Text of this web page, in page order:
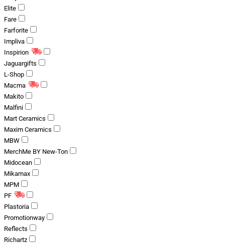
Elite
Fare
Farforite
Impliva
Inspirion
Jaguargifts
L-Shop
Macma
Makito
Malfini
Mart Ceramics
Maxim Ceramics
MBW
MerchMe BY New-Ton
Midocean
Mikamax
MPM
PF
Plastoria
Promotionway
Reflects
Richartz